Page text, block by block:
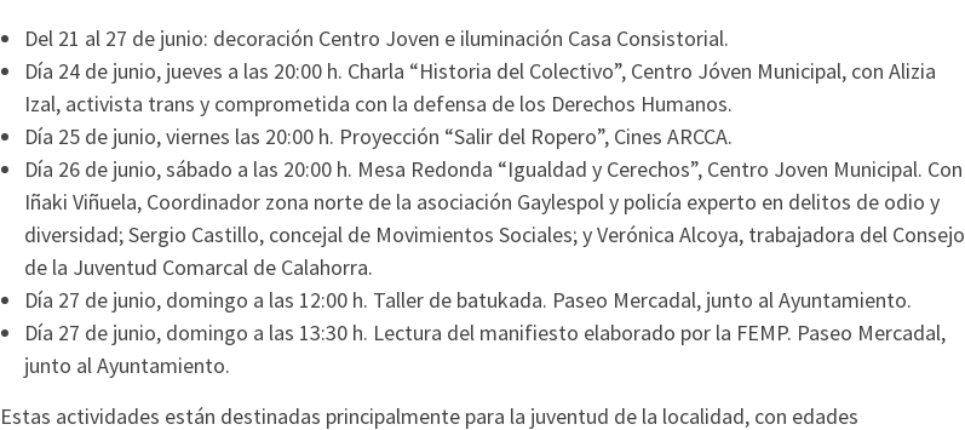
Del 21 al 27 de junio: decoración Centro Joven e iluminación Casa Consistorial.
Día 24 de junio, jueves a las 20:00 h. Charla “Historia del Colectivo”, Centro Jóven Municipal, con Alizia
Izal, activista trans y comprometida con la defensa de los Derechos Humanos.
Día 25 de junio, viernes las 20:00 h. Proyección “Salir del Ropero”, Cines ARCCA.
Día 26 de junio, sábado a las 20:00 h. Mesa Redonda “Igualdad y Cerechos”, Centro Joven Municipal. Con
Iñaki Viñuela, Coordinador zona norte de la asociación Gaylespol y policía experto en delitos de odio y
diversidad; Sergio Castillo, concejal de Movimientos Sociales; y Verónica Alcoya, trabajadora del Consejo
de la Juventud Comarcal de Calahorra.
Día 27 de junio, domingo a las 12:00 h. Taller de batukada. Paseo Mercadal, junto al Ayuntamiento.
Día 27 de junio, domingo a las 13:30 h. Lectura del manifiesto elaborado por la FEMP. Paseo Mercadal,
junto al Ayuntamiento.
Estas actividades están destinadas principalmente para la juventud de la localidad, con edades